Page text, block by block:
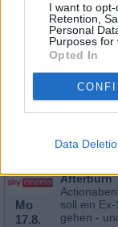
I want to opt-
Retention,
Personal
Purposes for
Opted In
Data
Afterburn
soll ein
gehen -
Spielfilm/
Mo
17.8.
Afterburn
soll ein
gehen -